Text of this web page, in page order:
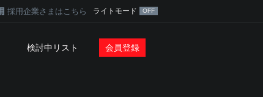
採用企業さまはこちら ライトモード
検討中リスト 会員登録